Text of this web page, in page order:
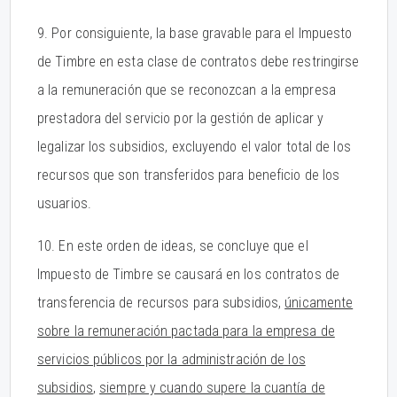
9. Por consiguiente, la base gravable para el Impuesto
de Timbre en esta clase de contratos debe restringirse
a la remuneración que se reconozcan a la empresa
prestadora del servicio por la gestión de aplicar y
legalizar los subsidios, excluyendo el valor total de los
recursos que son transferidos para beneficio de los
usuarios.
10. En este orden de ideas, se concluye que el
Impuesto de Timbre se causará en los contratos de
transferencia de recursos para subsidios, únicamente
sobre la remuneración pactada para la empresa de
servicios públicos por la administración de los
subsidios, siempre y cuando supere la cuantía de